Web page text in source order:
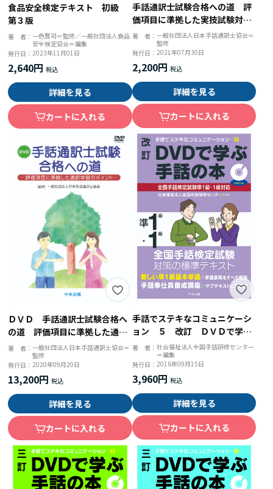
食品安全検定テキスト 初級
第３版
著 者： 一色賢司＝監修／一般社団法人食品
安全検定協会＝編集
発行日：2023年11月01日
2,640円
詳細を見る
カートに入れる
手話通訳士試験合格への道 評
価項目に準拠した実技試験対策
のポイント
著 者： 一般社団法人日本手話通訳士協会＝
監修
発行日： 2021年07月30日
2,200円
詳細を見る
カートに入れる
ＤＶＤ 手話通訳士試験合格へ
の道 評価項目に準拠した通訳
学習のポイント
著 者： 一般社団法人日本手話通訳士協会＝
監修
発行日：2020年09月20日
13,200円
詳細を見る
カートに入れる
手話でステキなコミュニケーシ
ョン ５ 改訂 ＤＶＤで学ぶ
手話の本 全国手話検定試験準
１級・１級対応
著 者： 社会福祉法人全国手話研修センター
＝編集
発行日： 2016年09月15日
3,960円
詳細を見る
カートに入れる